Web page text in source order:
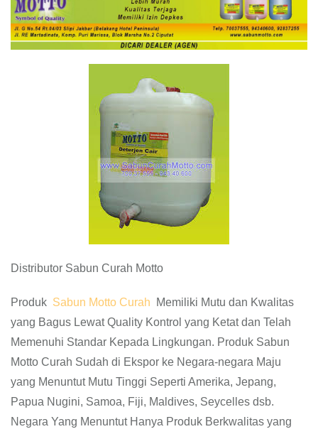
Distributor Sabun Curah Motto
Produk Sabun Motto Curah
Memiliki Mutu dan Kwalitas
yang Bagus Lewat Quality Kontrol yang Ketat dan Telah
Memenuhi Standar Kepada Lingkungan. Produk Sabun
Motto Curah Sudah di Ekspor ke Negara-negara Maju
yang Menuntut Mutu Tinggi Seperti Amerika, Jepang,
Papua Nugini, Samoa, Fiji, Maldives, Seycelles dsb.
Negara Yang Menuntut Hanya Produk Berkwalitas yang